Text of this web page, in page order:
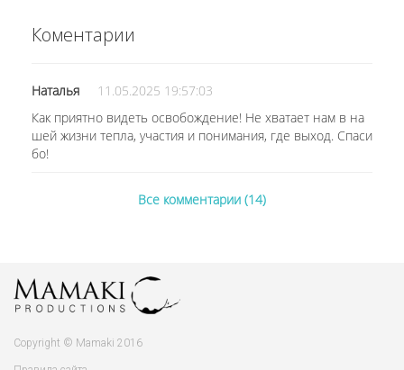
Коментарии
Наталья
11.05.2025 19:57:03
Как приятно видеть освобождение! Не хватает нам в на
шей жизни тепла, участия и понимания, где выход. Спаси
бо!
Все комментарии (14)
Copyright © Mamaki 2016